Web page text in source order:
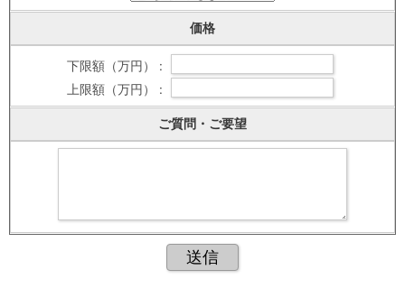
価格
下限額（万円） :
上限額（万円） :
ご質問・ご要望